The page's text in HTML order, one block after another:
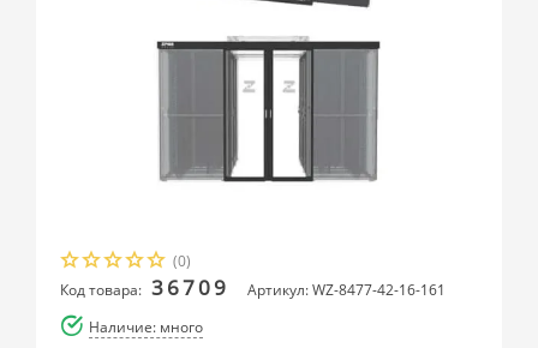
(0)
Код товара: 36709
Артикул: WZ-8477-42-16-161
Наличие: много